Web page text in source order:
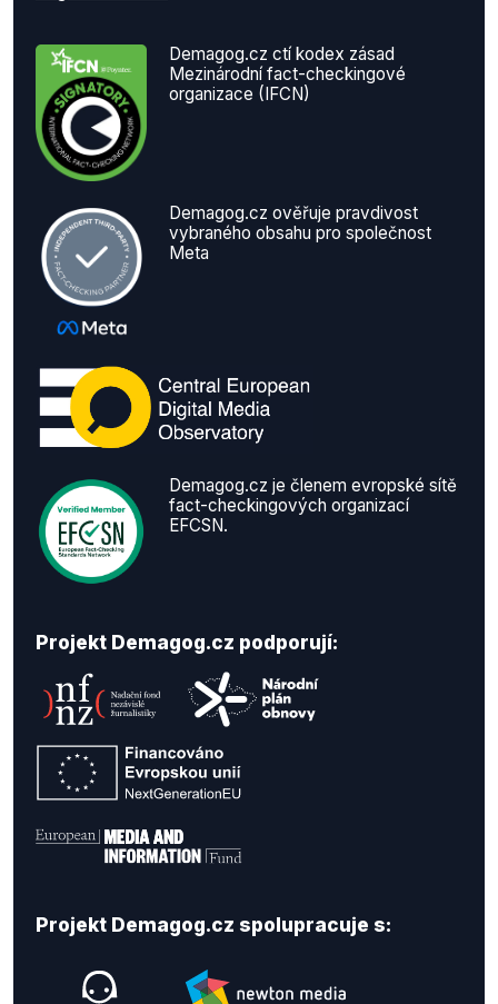
Demagog.cz ctí kodex zásad
Mezinárodní fact-checkingové
organizace (IFCN)
Demagog.cz ověřuje pravdivost
vybraného obsahu pro společnost
Meta
Demagog.cz je členem evropské sítě
fact-checkingových organizací
EFCSN.
Projekt Demagog.cz podporují:
Projekt Demagog.cz spolupracuje s: